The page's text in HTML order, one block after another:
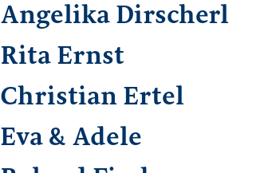
Angelika Dirscherl
Rita Ernst
Christian Ertel
Eva & Adele